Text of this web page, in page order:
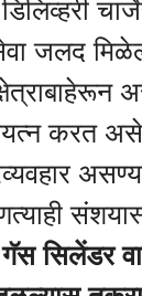
जलद
करत
गॅस सिलेंडर